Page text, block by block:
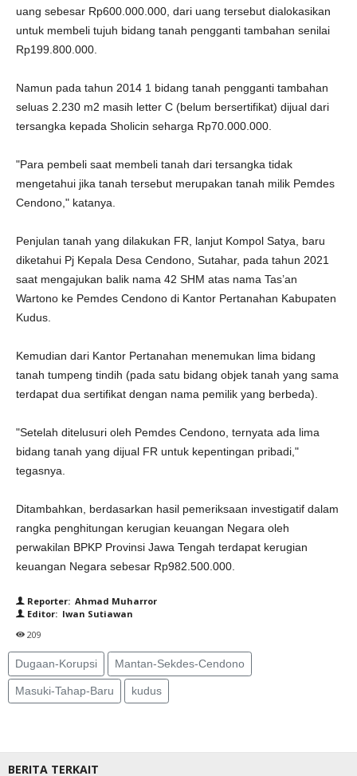
uang sebesar Rp600.000.000, dari uang tersebut dialokasikan
untuk membeli tujuh bidang tanah pengganti tambahan senilai
Rp199.800.000.
Namun pada tahun 2014 1 bidang tanah pengganti tambahan
seluas 2.230 m2 masih letter C (belum bersertifikat) dijual dari
tersangka kepada Sholicin seharga Rp70.000.000.
"Para pembeli saat membeli tanah dari tersangka tidak
mengetahui jika tanah tersebut merupakan tanah milik Pemdes
Cendono," katanya.
Penjulan tanah yang dilakukan FR, lanjut Kompol Satya, baru
diketahui Pj Kepala Desa Cendono, Sutahar, pada tahun 2021
saat mengajukan balik nama 42 SHM atas nama Tas’an
Wartono ke Pemdes Cendono di Kantor Pertanahan Kabupaten
Kudus.
Kemudian dari Kantor Pertanahan menemukan lima bidang
tanah tumpeng tindih (pada satu bidang objek tanah yang sama
terdapat dua sertifikat dengan nama pemilik yang berbeda).
"Setelah ditelusuri oleh Pemdes Cendono, ternyata ada lima
bidang tanah yang dijual FR untuk kepentingan pribadi,"
tegasnya.
Ditambahkan, berdasarkan hasil pemeriksaan investigatif dalam
rangka penghitungan kerugian keuangan Negara oleh
perwakilan BPKP Provinsi Jawa Tengah terdapat kerugian
keuangan Negara sebesar Rp982.500.000.
Reporter: Ahmad Muharror
Editor: Iwan Sutiawan
209
Dugaan-Korupsi Mantan-Sekdes-Cendono
Masuki-Tahap-Baru kudus
BERITA TERKAIT